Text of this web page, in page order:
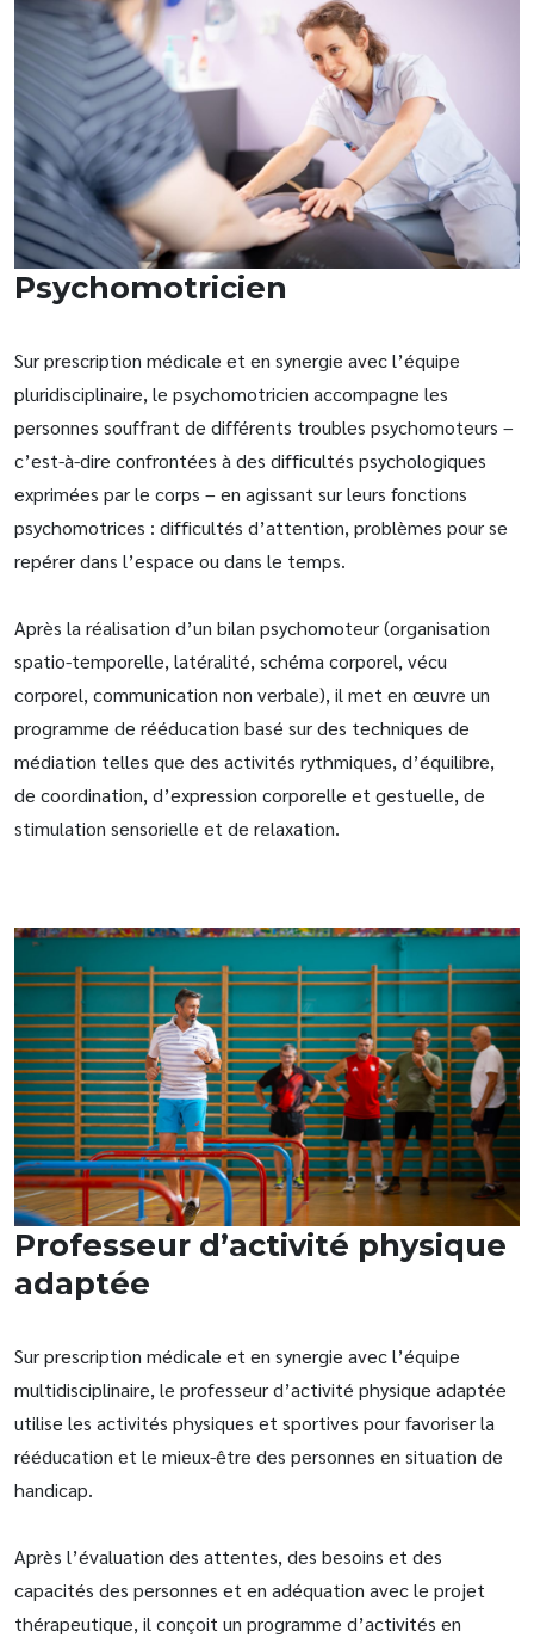
Psychomotricien
Sur prescription médicale et en synergie avec l’équipe
pluridisciplinaire, le psychomotricien accompagne les
personnes souffrant de différents troubles psychomoteurs –
c’est-à-dire confrontées à des difficultés psychologiques
exprimées par le corps – en agissant sur leurs fonctions
psychomotrices : difficultés d’attention, problèmes pour se
repérer dans l’espace ou dans le temps.
Après la réalisation d’un bilan psychomoteur (organisation
spatio-temporelle, latéralité, schéma corporel, vécu
corporel, communication non verbale), il met en œuvre un
programme de rééducation basé sur des techniques de
médiation telles que des activités rythmiques, d’équilibre,
de coordination, d’expression corporelle et gestuelle, de
stimulation sensorielle et de relaxation.
Professeur d’activité physique
adaptée
Sur prescription médicale et en synergie avec l’équipe
multidisciplinaire, le professeur d’activité physique adaptée
utilise les activités physiques et sportives pour favoriser la
rééducation et le mieux-être des personnes en situation de
handicap.
Après l’évaluation des attentes, des besoins et des
capacités des personnes et en adéquation avec le projet
thérapeutique, il conçoit un programme d’activités en